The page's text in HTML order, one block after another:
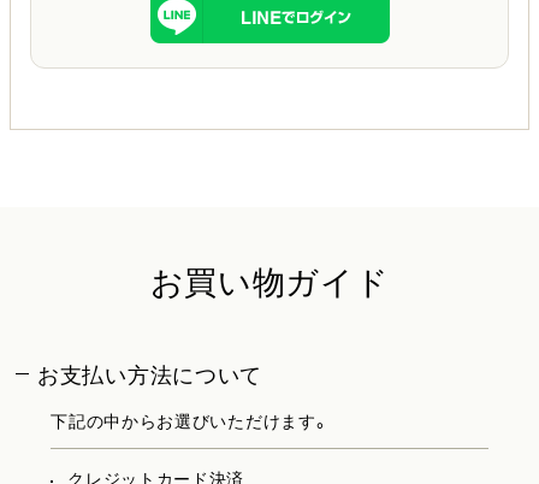
お買い物ガイド
お支払い方法について
下記の中からお選びいただけます。
クレジットカード決済